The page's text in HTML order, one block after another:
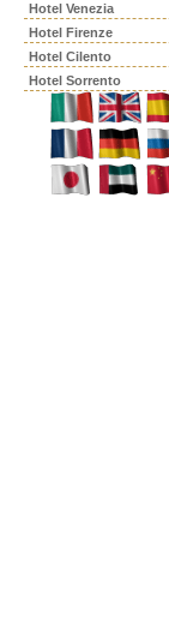
Hotel Venezia
Hotel Firenze
Hotel Cilento
Hotel Sorrento